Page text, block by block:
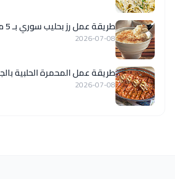
طريقة عمل رز بحليب سوري بـ 5 مكونات
2026-07-08
طريقة عمل المحمرة الحلبية
2026-07-08